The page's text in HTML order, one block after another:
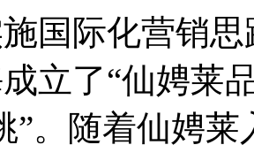
国际化营销
立了“仙娉莱
”。随着仙娉